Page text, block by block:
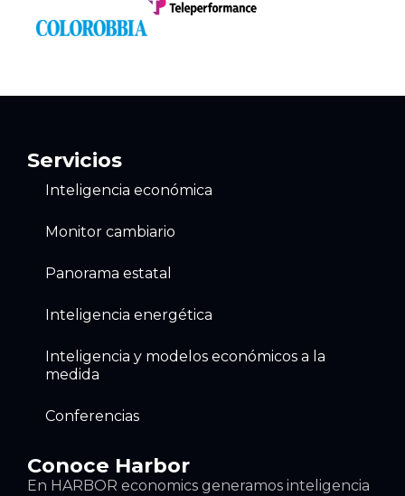
Servicios
Inteligencia económica
Monitor cambiario
Panorama estatal
Inteligencia energética
Inteligencia y modelos económicos a la
medida
Conferencias
Conoce Harbor
En HARBOR economics generamos inteligencia